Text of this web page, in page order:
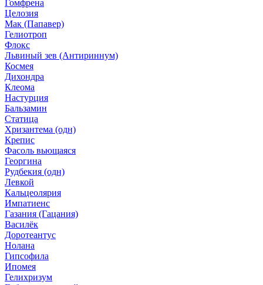
Гомфрена
Целозия
Мак (Папавер)
Гелиотроп
Флокс
Львиный зев (Антириннум)
Космея
Дихондра
Клеома
Настурция
Бальзамин
Статица
Хризантема (одн)
Крепис
Фасоль вьющаяся
Георгина
Рудбекия (одн)
Левкой
Кальцеолярия
Импатиенс
Газания (Гацания)
Василёк
Доротеантус
Нолана
Гипсофила
Ипомея
Гелихризум